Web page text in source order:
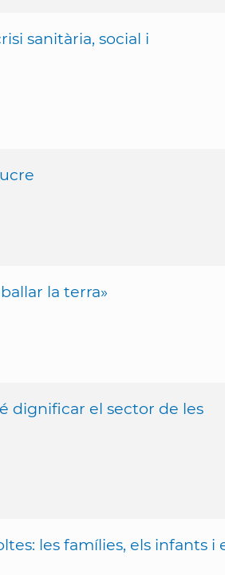
sanitària, social i
la terra»
dignificar el sector de les
les famílies, els infants i